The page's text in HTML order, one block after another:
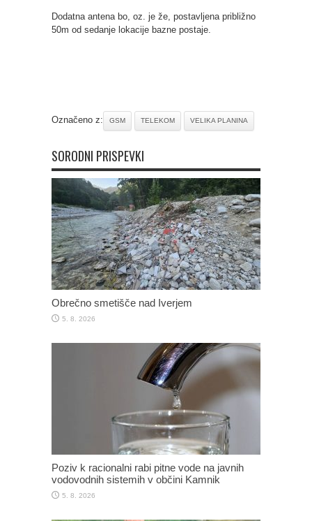
Dodatna antena bo, oz. je že, postavljena približno
50m od sedanje lokacije bazne postaje.
Označeno z: GSM TELEKOM VELIKA PLANINA
SORODNI PRISPEVKI
Obrečno smetišče nad Iverjem
5. 8. 2026
Poziv k racionalni rabi pitne vode na javnih
vodovodnih sistemih v občini Kamnik
5. 8. 2026